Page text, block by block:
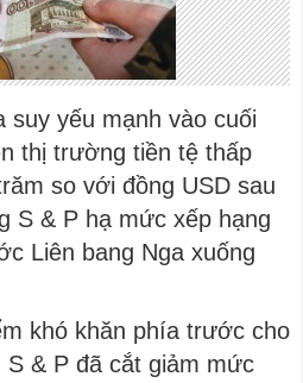
suy yếu mạnh vào cuối
thị trường tiền tệ thấp
so với đồng USD sau
S & P hạ mức xếp hạng
Liên bang Nga xuống
khó khăn phía trước cho
S & P đã cắt giảm mức